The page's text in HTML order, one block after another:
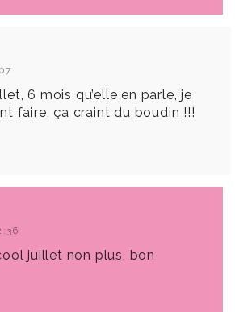
6 mois qu’elle en parle, je
faire, ça craint du boudin !!!
juillet non plus, bon